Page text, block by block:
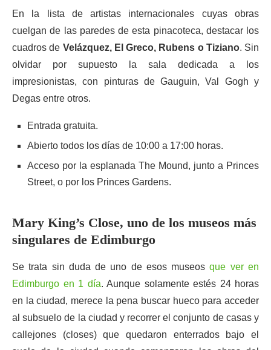
En la lista de artistas internacionales cuyas obras
cuelgan de las paredes de esta pinacoteca, destacar los
cuadros de Velázquez, El Greco, Rubens o Tiziano. Sin
olvidar por supuesto la sala dedicada a los
impresionistas, con pinturas de Gauguin, Val Gogh y
Degas entre otros.
Entrada gratuita.
Abierto todos los días de 10:00 a 17:00 horas.
Acceso por la esplanada The Mound, junto a Princes
Street, o por los Princes Gardens.
Mary King’s Close, uno de los museos más
singulares de Edimburgo
Se trata sin duda de uno de esos museosque ver en
Edimburgo en 1 día. Aunque solamente estés 24 horas
en la ciudad, merece la pena buscar hueco para acceder
al subsuelo de la ciudad y recorrer el conjunto de casas y
callejones (closes) que quedaron enterrados bajo el